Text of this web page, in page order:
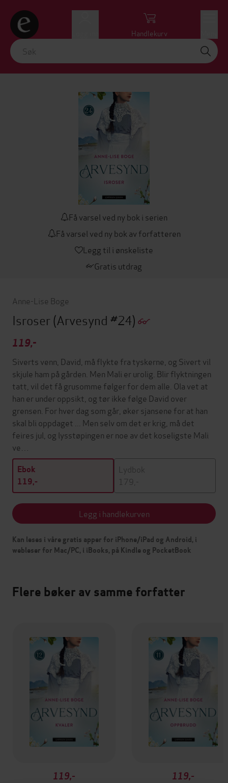
Handlekurv
Få varsel ved ny bok i serien
Få varsel ved ny bok av forfatteren
Legg til i ønskeliste
Gratis utdrag
Anne-Lise Boge
Isroser(Arvesynd #24)
119,-
Siverts venn, David, må flykte fra tyskerne, og Sivert vil
skjule ham på gården. Men Mali er urolig. Blir flyktningen
tatt, vil det få grusomme følger for dem alle. Ola vet at
han er under oppsikt, og tør ikke følge David over
grensen. For hver dag som går, øker sjansene for at han
skal bli oppdaget ... Men selv om det er krig, må det
feires jul, og lysstøpingen er noe av det koseligste Mali
ve…
Ebok
119,-
Lydbok
179,-
Legg i handlekurven
Kan leses i våre gratis apper for iPhone/iPad og Android, i
webleser for Mac/PC, i iBooks, på Kindle og PocketBook
Flere bøker av samme forfatter
119,-
119,-